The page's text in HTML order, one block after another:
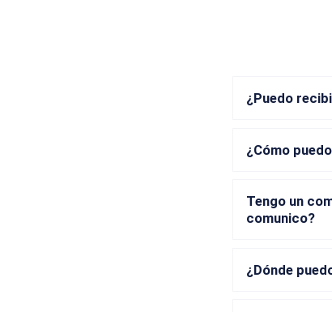
¿Puedo
¿Cómo
Tengo un
comunico?
¿Dónde